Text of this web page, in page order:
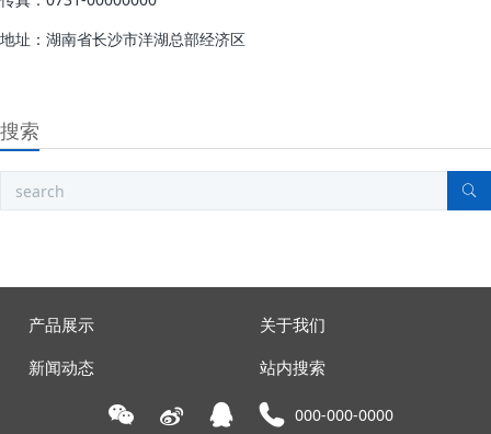
地址：湖南省长沙市洋湖总部经济区
搜索
产品展示
关于我们
新闻动态
站内搜索
000-000-0000